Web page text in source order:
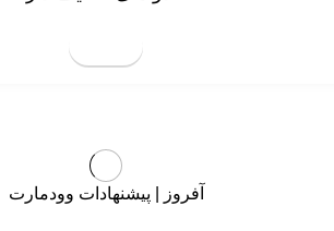
آفروز | پیشنهادات وودمارت